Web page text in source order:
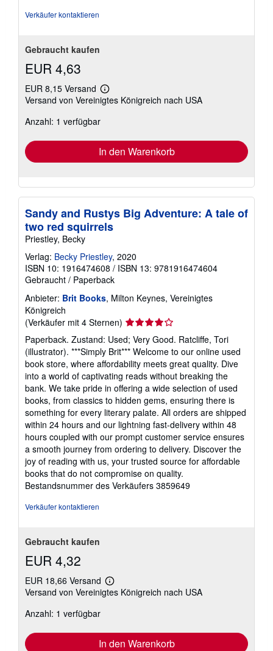
Verkäufer kontaktieren
Gebraucht kaufen
EUR 4,63
EUR 8,15 Versand
Weitere
Informationen
Versand von Vereinigtes Königreich nach USA
Anzahl: 1 verfügbar
In den Warenkorb
Sandy and Rustys Big Adventure: A tale of
two red squirrels
Priestley, Becky
Verlag: Becky Priestley, 2020
ISBN 10: 1916474608 / ISBN 13: 9781916474604
Gebraucht / Paperback
Anbieter: Brit Books, Milton Keynes, Vereinigtes
Königreich
(Verkäufer mit 4 Sternen) Verkäuferbewertung
4
von
5
Sternen
Paperback. Zustand: Used; Very Good. Ratcliffe, Tori
(illustrator). ***Simply Brit*** Welcome to our online used
book store, where affordability meets great quality. Dive
into a world of captivating reads without breaking the
bank. We take pride in offering a wide selection of used
books, from classics to hidden gems, ensuring there is
something for every literary palate. All orders are shipped
within 24 hours and our lightning fast-delivery within 48
hours coupled with our prompt customer service ensures
a smooth journey from ordering to delivery. Discover the
joy of reading with us, your trusted source for affordable
books that do not compromise on quality.
Bestandsnummer des Verkäufers 3859649
Verkäufer kontaktieren
Gebraucht kaufen
EUR 4,32
EUR 18,66 Versand
Weitere
Informationen
Versand von Vereinigtes Königreich nach USA
Anzahl: 1 verfügbar
In den Warenkorb